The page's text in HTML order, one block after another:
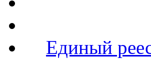
Единый